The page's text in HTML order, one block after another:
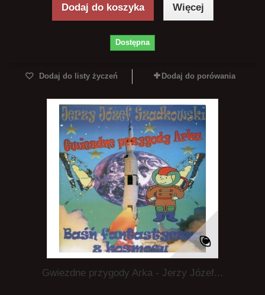
Dodaj do koszyka Więcej
Dostępna
Dodaj do listy życzeń Dodaj do porówania
Gwiezdne przygody Arka - Jerzy Józef...